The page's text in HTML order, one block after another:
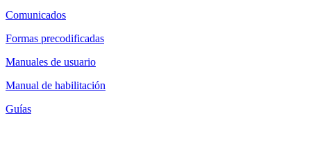
Comunicados
Formas precodificadas
Manuales de usuario
Manual de habilitación
Guías